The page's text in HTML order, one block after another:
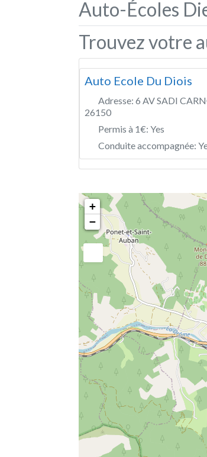
Auto-Écoles
Trouvez votre
Auto Ecole Du Diois
Adresse: 6 AV SADI
26150
Permis à 1€: Yes
Conduite accompagnée:
+
−